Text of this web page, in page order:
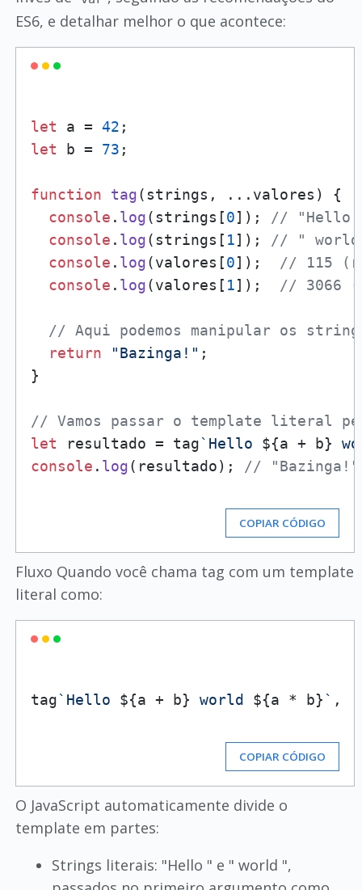
ES6, e detalhar melhor o que acontece:
let a = 42
let b = 73 ;
function tag(strings, ...valores ) {
console . log(strings[0]); // "Hello
console . log(strings[ 1]); // "
console . log(valores[0]); // 115
console . log(valores[ 1]); // 3066
// Aqui podemos manipular os
return
"Bazinga!" ;
}
// Vamos passar o template literal
let resultado = tag`Hello ${a + b}
console . log(resultado); // "Bazinga!"
COPIAR CÓDIGO
Fluxo Quando você chama tag com um template
literal como:
tag`Hello ${a + b} world ${a * b}` ,
COPIAR CÓDIGO
O JavaScript automaticamente divide o
template em partes:
Strings literais: "Hello " e " world ",